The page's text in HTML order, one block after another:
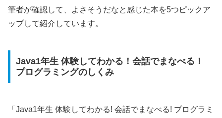
筆者が確認して、よさそうだなと感じた本を5つピックア
ップして紹介しています。
Java1年生 体験してわかる！会話でまなべる！
プログラミングのしくみ
「Java1年生 体験してわかる! 会話でまなべる! プログラミ